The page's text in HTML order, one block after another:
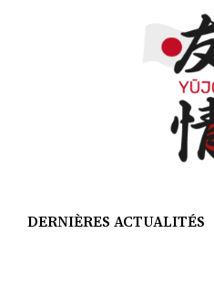
DERNIÈRES ACTUALITÉS